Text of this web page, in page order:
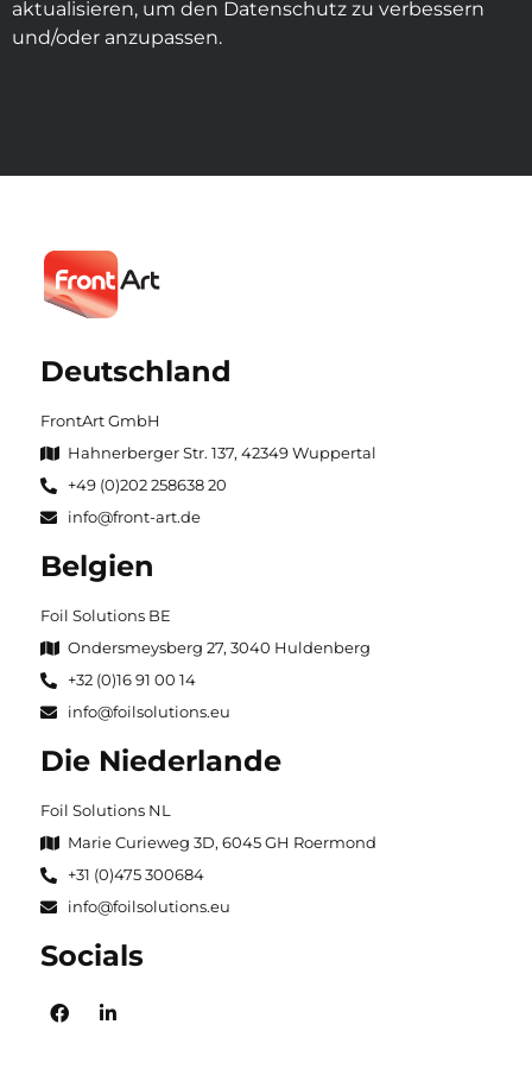
aktualisieren, um den Datenschutz zu verbessern
und/oder anzupassen.
Deutschland
FrontArt GmbH
Hahnerberger Str. 137, 42349 Wuppertal
+49 (0)202 258638 20
info@front-art.de
Belgien
Foil Solutions BE
Ondersmeysberg 27, 3040 Huldenberg
+32 (0)16 91 00 14
info@foilsolutions.eu
Die Niederlande
Foil Solutions NL
Marie Curieweg 3D, 6045 GH Roermond
+31 (0)475 300684
info@foilsolutions.eu
Socials